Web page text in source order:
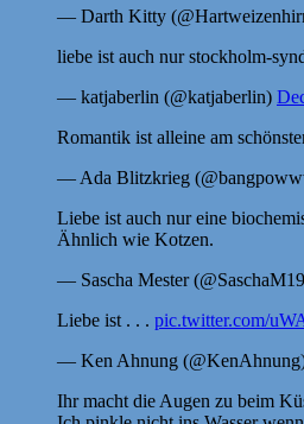
— Darth Kitty
liebe ist auch nur stockholm-
— katjaberlin (@katjaberlin)
Romantik ist alleine am
— Ada Blitzkrieg
Liebe ist auch nur eine
Ähnlich wie Kotzen.
— Sascha Mester
Liebe ist . . . pic.twitter.com/
— Ken Ahnung
Ihr macht die Augen zu beim